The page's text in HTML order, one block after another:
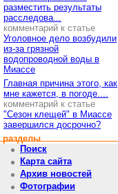
разместить результаты
расследова...
комментарий к статье
Уголовное дело возбудили
из-за грязной
водопроводной воды в
Миассе
Главная причина этого, как
мне кажется, в погоде....
комментарий к статье
"Сезон клещей" в Миассе
завершился досрочно?
разделы
Поиск
Карта сайта
Архив новостей
Фотографии